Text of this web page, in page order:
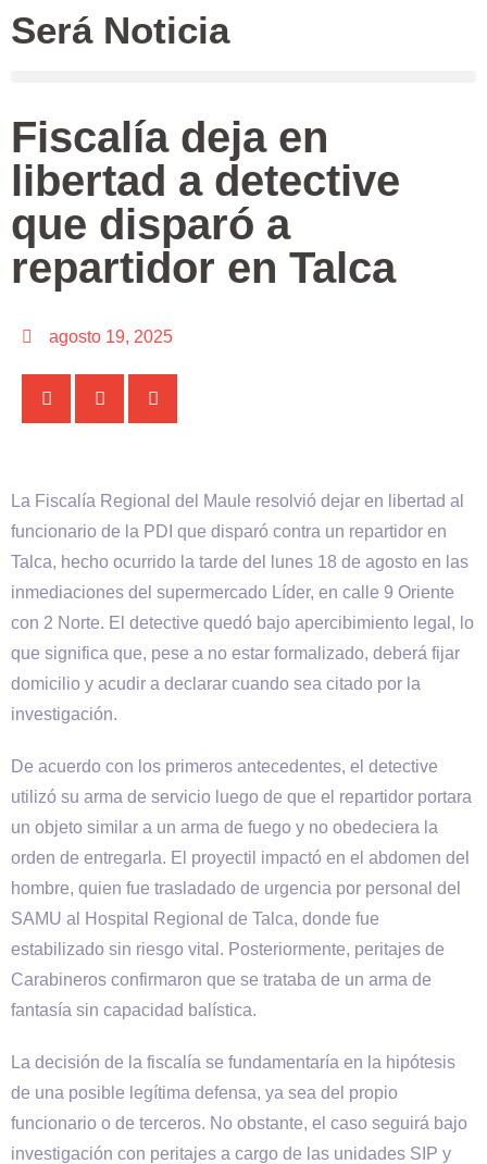
Será Noticia
Fiscalía deja en
libertad a detective
que disparó a
repartidor en Talca
agosto 19, 2025
La Fiscalía Regional del Maule resolvió dejar en libertad al
funcionario de la PDI que disparó contra un repartidor en
Talca, hecho ocurrido la tarde del lunes 18 de agosto en las
inmediaciones del supermercado Líder, en calle 9 Oriente
con 2 Norte. El detective quedó bajo apercibimiento legal, lo
que significa que, pese a no estar formalizado, deberá fijar
domicilio y acudir a declarar cuando sea citado por la
investigación.
De acuerdo con los primeros antecedentes, el detective
utilizó su arma de servicio luego de que el repartidor portara
un objeto similar a un arma de fuego y no obedeciera la
orden de entregarla. El proyectil impactó en el abdomen del
hombre, quien fue trasladado de urgencia por personal del
SAMU al Hospital Regional de Talca, donde fue
estabilizado sin riesgo vital. Posteriormente, peritajes de
Carabineros confirmaron que se trataba de un arma de
fantasía sin capacidad balística.
La decisión de la fiscalía se fundamentaría en la hipótesis
de una posible legítima defensa, ya sea del propio
funcionario o de terceros. No obstante, el caso seguirá bajo
investigación con peritajes a cargo de las unidades SIP y